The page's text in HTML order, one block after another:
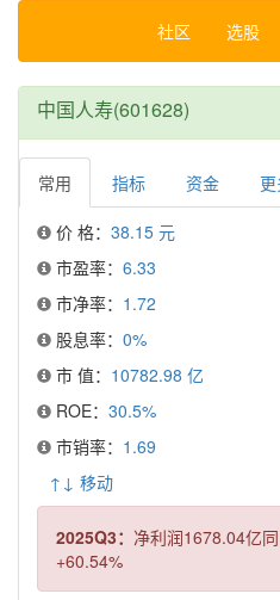
社区 选股
中国人寿(601628)
常用 指标 资金
价 格： 38.15 元
市盈率： 6.33
市净率： 1.72
股息率： 0%
市 值： 10782.98 亿
ROE： 30.5%
市销率： 1.69
↑↓ 移动
2025Q3： 净利润1678.04亿
+60.54%